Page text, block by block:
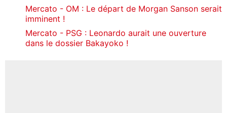
Mercato - OM : Le départ de Morgan Sanson serait
imminent !
Mercato - PSG : Leonardo aurait une ouverture
dans le dossier Bakayoko !